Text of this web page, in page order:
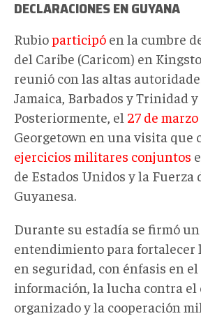
DECLARACIONES EN GUYANA
Rubioparticipó en la cumbre
del Caribe (Caricom) en
reunió con las altas
Jamaica, Barbados y Trinidad y
Posteriormente, el 27 de marzo
Georgetown en una visita que
ejercicios militares conjuntos
de Estados Unidos y la Fuerza
Guyanesa.
Durante su estadía se firmó
entendimiento para fortalecer
en seguridad, con énfasis en
información, la lucha contra el
organizado y la cooperación